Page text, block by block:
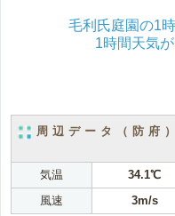
毛利氏庭園の1
1時間天気
周辺データ（防府）
気温 34.1℃
風速
3m/s